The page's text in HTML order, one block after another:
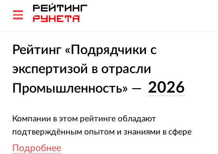
Рейтинг «Подрядчики с
экспертизой в отрасли
Промышленность» — 2026
Компании в этом рейтинге обладают
подтверждённым опытом и знаниями в сфере
«Промышленность».
Подробнее